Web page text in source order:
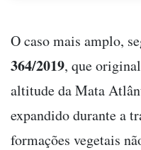
O caso mais amplo,
364/2019, que
altitude da Mata
expandido durante a
formações vegetais